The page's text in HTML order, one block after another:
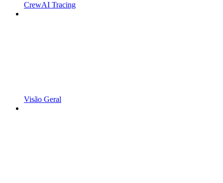
CrewAI Tracing
Visão Geral